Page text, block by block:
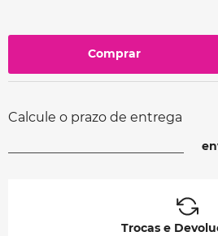
Comprar
Calcule o prazo de entrega
Trocas e